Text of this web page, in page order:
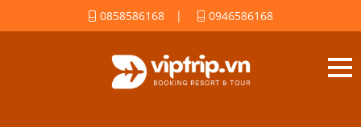
0858586168 | 0946586168